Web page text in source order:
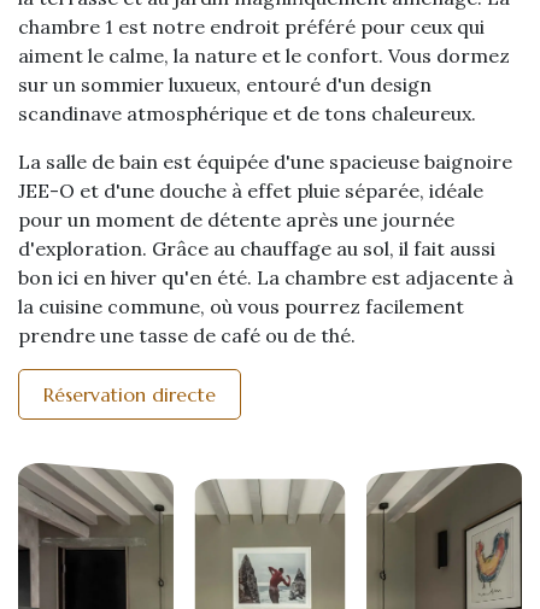
chambre 1 est notre endroit préféré pour ceux qui
aiment le calme, la nature et le confort. Vous dormez
sur un sommier luxueux, entouré d'un design
scandinave atmosphérique et de tons chaleureux.
La salle de bain est équipée d'une spacieuse baignoire
JEE-O et d'une douche à effet pluie séparée, idéale
pour un moment de détente après une journée
d'exploration. Grâce au chauffage au sol, il fait aussi
bon ici en hiver qu'en été. La chambre est adjacente à
la cuisine commune, où vous pourrez facilement
prendre une tasse de café ou de thé.
Réservation directe